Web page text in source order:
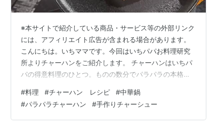
※本サイトで紹介している商品・サービス等の外部リンク
には、アフィリエイト広告が含まれる場合があります。
こんにちは。いちママです。今回はいちパパお料理研究
所よりチャーハンをご紹介します。 チャーハンはいちパ
パの得意料理のひとつ。ものの数分でパラパラの本格チ
の？俺は鍋の大きさと卵で決まると思ってる。大きい鍋
の方が熱の総量は大きくなるでしょ？具材の接触した箇
所は温度が下がるけど、激しく鍋を動かして未接触の高
#料理 #チャーハン レシピ #中華鍋
#パラパラチャーハン #手作りチャーシュー